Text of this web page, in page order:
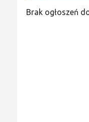
Brak ogłoszeń